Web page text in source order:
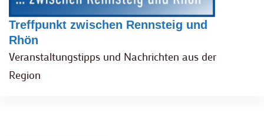
Treffpunkt zwischen Rennsteig und
Rhön
Veranstaltungstipps und Nachrichten aus der
Region